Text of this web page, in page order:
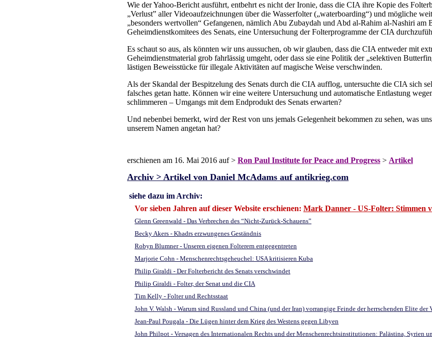
Wie der Yahoo-Bericht ausführt, entbehrt es nicht der Ironie, dass die CIA ihre Kopie des
„Verlust” aller Videoaufzeichnungen über die Wasserfolter („waterboarding“) und mögliche
„besonders wertvollen“ Gefangenen, nämlich Abu Zubaydah und Abd al-Rahim al-Nashiri am
Geheimdienstkomitees des Senats, eine Untersuchung der Folterprogramme der CIA
Es schaut so aus, als könnten wir uns aussuchen, ob wir glauben, dass die CIA entweder mit
Geheimdienstmaterial grob fahrlässig umgeht, oder dass sie eine Politik der „selektiven
lästigen Beweisstücke für illegale Aktivitäten auf magische Weise verschwinden.
Als der Skandal der Bespitzelung des Senats durch die CIA aufflog, untersuchte die CIA sich
falsches getan hatte. Können wir eine weitere Untersuchung und automatische Entlastung
schlimmeren – Umgangs mit dem Endprodukt des Senats erwarten?
Und nebenbei bemerkt, wird der Rest von uns jemals Gelegenheit bekommen zu sehen, was
unserem Namen angetan hat?
erschienen am 16. Mai 2016 auf > Ron Paul Institute for Peace and Progress > Artikel
Archiv > Artikel von Daniel McAdams auf antikrieg.com
siehe dazu im Archiv:
Vor sieben Jahren auf dieser Website erschienen: Mark Danner - US-Folter: Stimmen
Glenn Greenwald - Das Verbrechen des “Nicht-Zurück-Schauens”
Becky Akers - Khadrs erzwungenes Geständnis
Robyn Blumner - Unseren eigenen Folterern entgegentreten
Marjorie Cohn - Menschenrechtsgeheuchel: USA kritisieren Kuba
Philip Giraldi - Der Folterbericht des Senats verschwindet
Philip Giraldi - Folter, der Senat und die CIA
Tim Kelly - Folter und Rechtsstaat
John V. Walsh - Warum sind Russland und China (und der Iran) vorrangige Feinde der herrschenden Elite der
Jean-Paul Pougala - Die Lügen hinter dem Krieg des Westens gegen Libyen
John Philpot - Versagen des Internationalen Rechts und der Menschenrechtsinstitutionen: Palästina, Syrien